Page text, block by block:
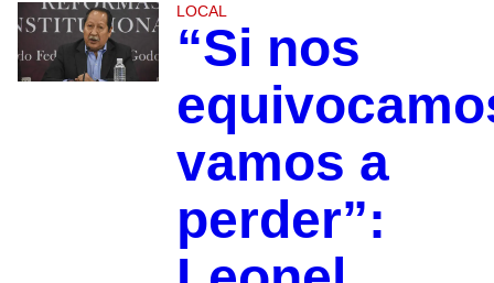
LOCAL
“Si nos
vamos a
perder”: